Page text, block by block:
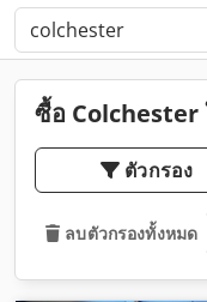
ซื้อ Colchester
ตัวกรอง
ลบตัวกรองทั้งหมด